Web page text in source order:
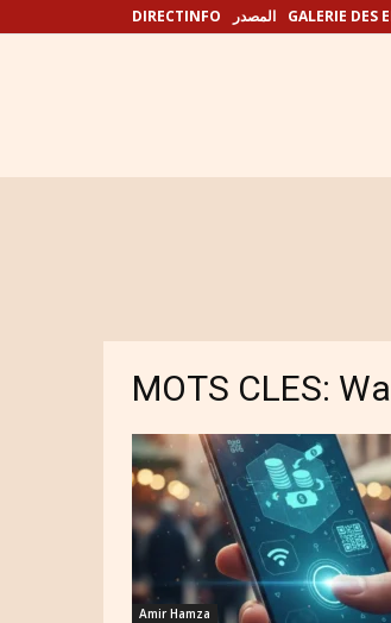
DIRECTINFO المصدر GALERIE DES
MOTS CLES:
Amir Hamza